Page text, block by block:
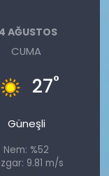
AĞUSTOS
CUMA
27°
Güneşli
Nem: %52
9.81 m/s